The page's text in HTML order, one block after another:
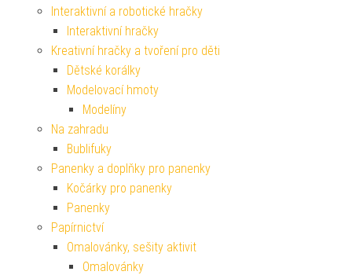
Interaktivní a robotické hračky
Interaktivní hračky
Kreativní hračky a tvoření pro děti
Dětské korálky
Modelovací hmoty
Modelíny
Na zahradu
Bublifuky
Panenky a doplňky pro panenky
Kočárky pro panenky
Panenky
Papírnictví
Omalovánky, sešity aktivit
Omalovánky